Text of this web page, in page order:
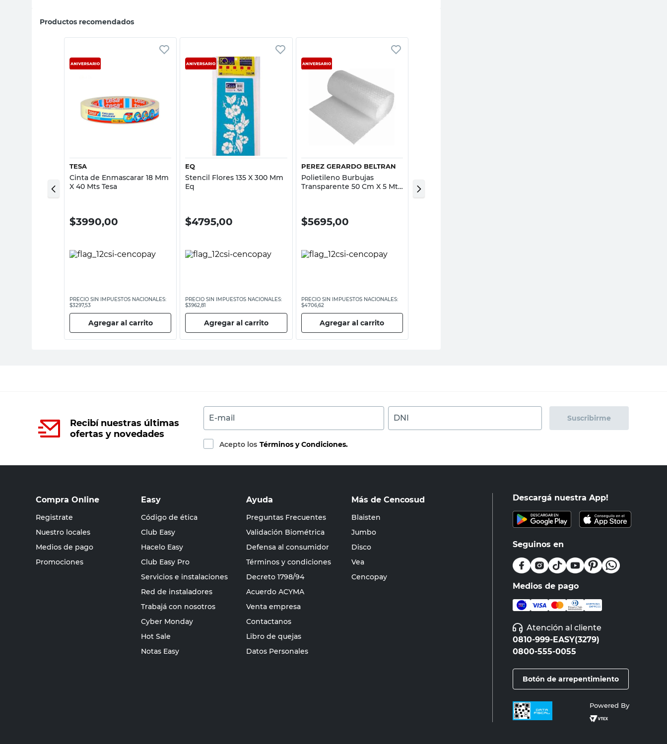
Productos recomendados
TESA
Cinta de Enmascarar 18 Mm
X 40 Mts Tesa
$3990,00
PRECIO SIN IMPUESTOS NACIONALES:
$3297,53
Agregar al carrito
Vista rápida
EQ
Stencil Flores 135 X 300 Mm
Eq
$4795,00
PRECIO SIN IMPUESTOS NACIONALES:
$3962,81
Agregar al carrito
Vista rápida
PEREZ GERARDO BELTRAN
Polietileno Burbujas
Transparente 50 Cm X 5 Mts
$5695,00
PRECIO SIN IMPUESTOS NACIONALES:
$4706,62
Agregar al carrito
25 Mts Marrón Perez
Gerardo Beltran
Recibí nuestras últimas
ofertas y novedades
E-mail DNI Suscribirme
Acepto los Términos y Condiciones.
Compra Online
Registrate
Nuestro locales
Medios de pago
Promociones
Easy
Código de ética
Club Easy
Hacelo Easy
Club Easy Pro
Servicios e instalaciones
Red de instaladores
Trabajá con nosotros
Cyber Monday
Hot Sale
Notas Easy
Ayuda
Preguntas Frecuentes
Validación Biométrica
Defensa al consumidor
Términos y condiciones
Decreto 1798/94
Acuerdo ACYMA
Venta empresa
Contactanos
Libro de quejas
Datos Personales
Más de Cencosud
Blaisten
Jumbo
Disco
Vea
Cencopay
Descargá nuestra App!
Seguinos en
Medios de pago
Atención al cliente
0810-999-EASY(3279)
0800-555-0055
Botón de arrepentimiento
Powered By